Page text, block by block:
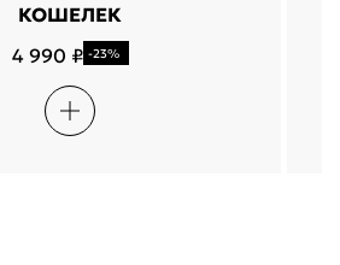
КОШЕЛЕК
4 990 ₽ -23%